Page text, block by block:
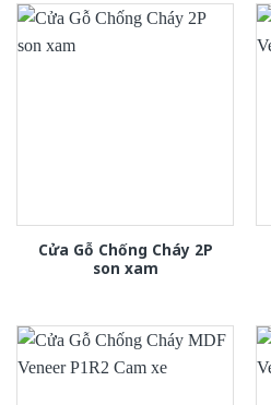
Cửa Gỗ Chống Cháy 2P
son xam